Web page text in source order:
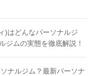
)はどんなパーソナルジ
ジムの実態を徹底解説！
ナルジム？最新パーソナ